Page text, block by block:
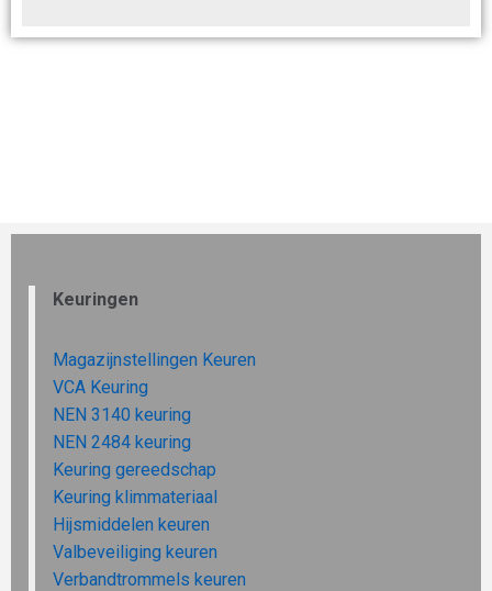
Keuringen
Magazijnstellingen Keuren
VCA Keuring
NEN 3140 keuring
NEN 2484 keuring
Keuring gereedschap
Keuring klimmateriaal
Hijsmiddelen keuren
Valbeveiliging keuren
Verbandtrommels keuren